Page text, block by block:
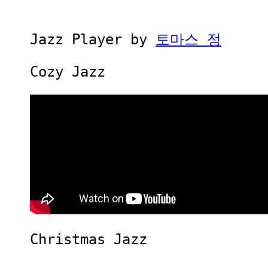
Jazz Player by 토마스 정
Cozy Jazz
Christmas Jazz